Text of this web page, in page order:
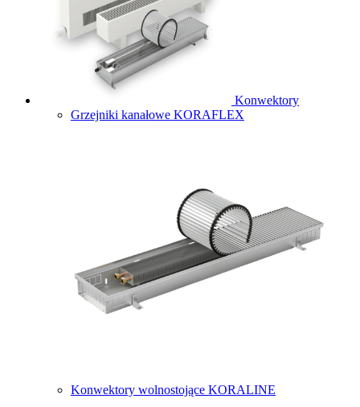
Konwektory
Grzejniki kanałowe KORAFLEX
Konwektory wolnostojące KORALINE